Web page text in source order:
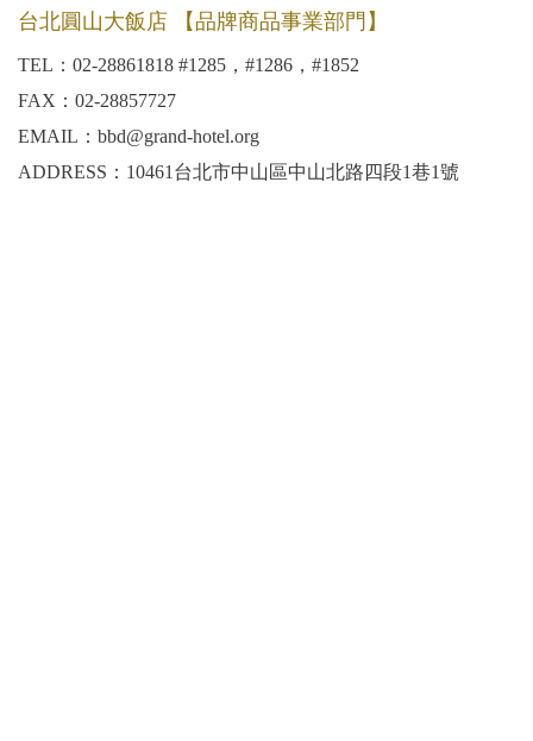
台北圓山大飯店 【品牌商品事業部門】
TEL：02-28861818 #1285，#1286，#1852
FAX：02-28857727
EMAIL：bbd@grand-hotel.org
ADDRESS：10461台北市中山區中山北路四段1巷1號